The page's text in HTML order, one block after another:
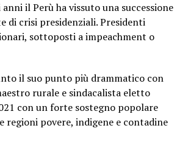
il Perù ha vissuto una successione
di crisi presidenziali. Presidenti
sottoposti a impeachment o
il suo punto più drammatico con
rurale e sindacalista eletto
con un forte sostegno popolare
regioni povere, indigene e contadine